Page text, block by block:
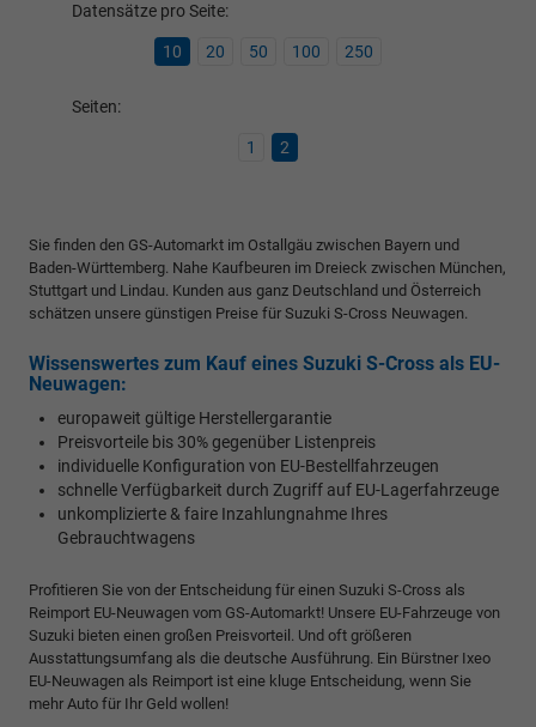
Datensätze pro Seite:
10 20 50 100 250
Seiten:
1 2
Sie finden den GS-Automarkt im Ostallgäu zwischen Bayern und
Baden-Württemberg. Nahe Kaufbeuren im Dreieck zwischen München,
Stuttgart und Lindau. Kunden aus ganz Deutschland und Österreich
schätzen unsere günstigen Preise für Suzuki S-Cross Neuwagen.
Wissenswertes zum Kauf eines Suzuki S-Cross als EU-
Neuwagen:
europaweit gültige Herstellergarantie
Preisvorteile bis 30% gegenüber Listenpreis
individuelle Konfiguration von EU-Bestellfahrzeugen
schnelle Verfügbarkeit durch Zugriff auf EU-Lagerfahrzeuge
unkomplizierte & faire Inzahlungnahme Ihres
Gebrauchtwagens
Profitieren Sie von der Entscheidung für einen Suzuki S-Cross als
Reimport EU-Neuwagen vom GS-Automarkt! Unsere EU-Fahrzeuge von
Suzuki bieten einen großen Preisvorteil. Und oft größeren
Ausstattungsumfang als die deutsche Ausführung. Ein Bürstner Ixeo
EU-Neuwagen als Reimport ist eine kluge Entscheidung, wenn Sie
mehr Auto für Ihr Geld wollen!